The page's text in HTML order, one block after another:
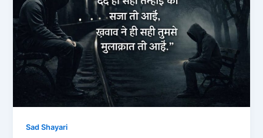
Sad Shayari